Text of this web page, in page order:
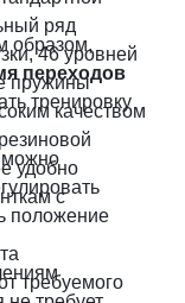
ряд
46 уровней
пружины
качеством
удобно
с
требуемого
образом,
переходов
тренировку
можно
положение